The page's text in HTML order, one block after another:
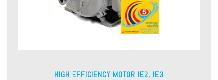
HIGH EFFICIENCY MOTOR IE2, IE3